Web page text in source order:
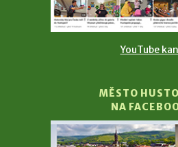
YouTube
MĚSTO
NA